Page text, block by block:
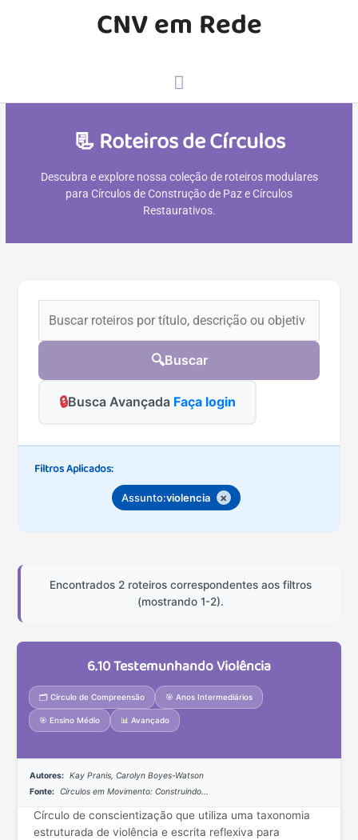
CNV em Rede
📃 Roteiros de Círculos
Descubra e explore nossa coleção de roteiros modulares
para Círculos de Construção de Paz e Círculos
Restaurativos.
🔍Buscar
🔒Busca Avançada Faça login
Filtros Aplicados:
Assunto:violencia ×
Encontrados 2 roteiros correspondentes aos filtros
(mostrando 1-2).
6.10 Testemunhando Violência
🗂️ Círculo de Compreensão 🎯 Anos Intermediários
🎯 Ensino Médio 📊 Avançado
Autores:
Kay Pranis, Carolyn Boyes-Watson
Fonte:
Círculos em Movimento: Construindo...
Círculo de conscientização que utiliza uma taxonomia
estruturada de violência e escrita reflexiva para